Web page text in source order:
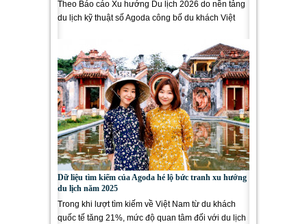
Theo Báo cáo Xu hướng Du lịch 2026 do nền tảng
du lịch kỹ thuật số Agoda công bố du khách Việt
Dữ liệu tìm kiếm của Agoda hé lộ bức tranh xu hướng
du lịch năm 2025
Trong khi lượt tìm kiếm về Việt Nam từ du khách
quốc tế tăng 21%, mức độ quan tâm đối với du lịch